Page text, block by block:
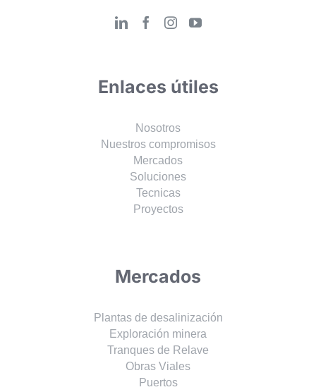
Enlaces útiles
Nosotros
Nuestros compromisos
Mercados
Soluciones
Tecnicas
Proyectos
Mercados
Plantas de desalinización
Exploración minera
Tranques de Relave
Obras Viales
Puertos